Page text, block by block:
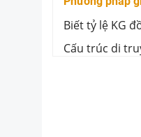
Biết tỷ lệ KG
Cấu trúc di